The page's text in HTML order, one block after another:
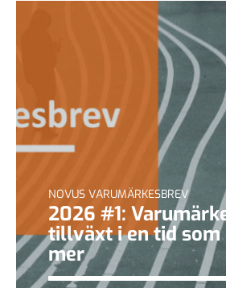
NOVUS VARUMÄRKESBREV
2026 #1:
tillväxt i en tid som
mer